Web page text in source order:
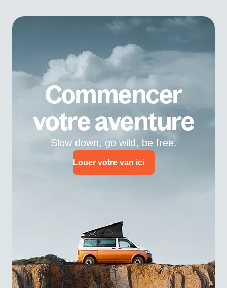
Commencer
votre aventure
Slow down, go wild, be free.
Louer votre van ici